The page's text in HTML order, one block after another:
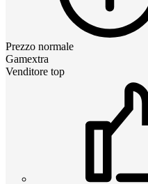
Prezzo normale
Gamextra
Venditore top